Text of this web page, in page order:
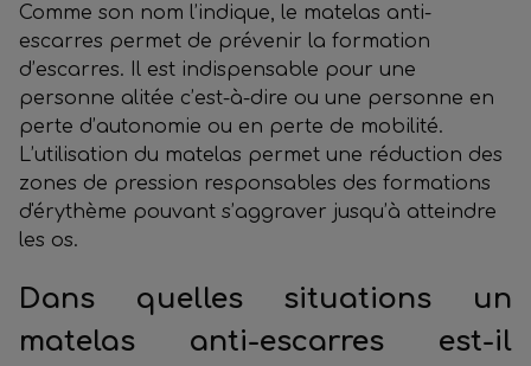
Comme son nom l’indique, le matelas anti-
escarres permet de prévenir la formation
d’escarres. Il est indispensable pour une
personne alitée c’est-à-dire ou une personne en
perte d’autonomie ou en perte de mobilité.
L’utilisation du matelas permet une réduction des
zones de pression responsables des formations
d'érythème pouvant s’aggraver jusqu’à atteindre
les os.
Dans quelles situations un
matelas anti-escarres est-il